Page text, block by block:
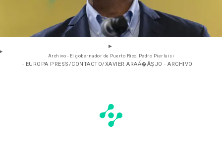
Archivo - El gobernador de Puerto Rico, Pedro Pierluisi
- EUROPA PRESS/CONTACTO/XAVIER ARAĂ�ÂŞJO - ARCHIVO